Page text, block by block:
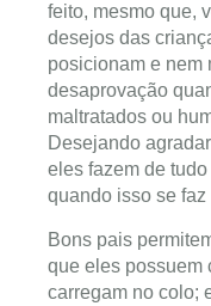
feito, mesmo que,
desejos das
posicionam e nem
desaprovação
maltratados ou
Desejando
eles fazem de
quando isso se faz
Bons pais
que eles possuem
carregam no colo;